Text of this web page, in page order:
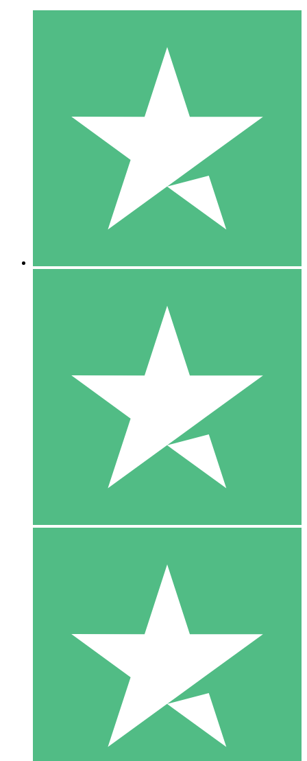
Packs de Crédits Individuels
Payez à l'utilisation avec des crédits de téléchargement. Sans
1 Téléchargement
10 00
10 Téléchargements
20 00